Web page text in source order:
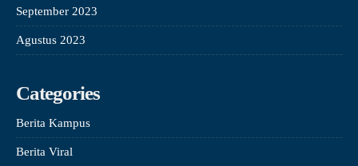
September 2023
Agustus 2023
Categories
Berita Kampus
Berita Viral